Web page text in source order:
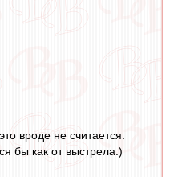
вроде не считается.
бы как от выстрела.)